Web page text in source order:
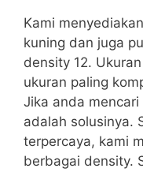
Kami
kuning dan juga
density 12.
ukuran paling
Jika anda
adalah solusinya.
terpercaya, kami
berbagai density.